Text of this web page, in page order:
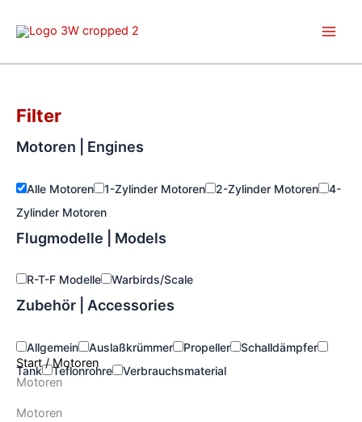
Inhalt
Filter
Motoren | Engines
Alle Motoren 1-Zylinder Motoren 2-Zylinder Motoren
4-
Zylinder Motoren
Flugmodelle | Models
R-T-F Modelle Warbirds/Scale
Zubehör | Accessories
Allgemein Auslaßkrümmer Propeller
Schalldämpfer
Tank
Teflonrohre Verbrauchsmaterial
Start/ Motoren
Motoren
Motoren